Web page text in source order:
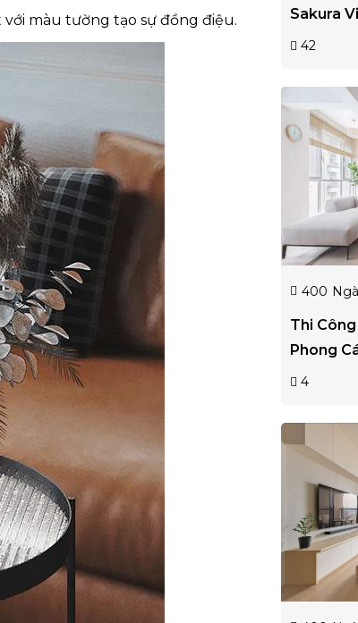
màu tường tạo sự đồng điệu.
Sakura
42
400
Thi
Phong
4